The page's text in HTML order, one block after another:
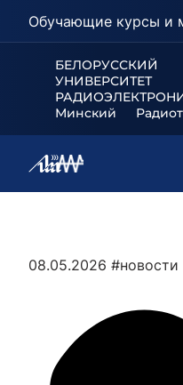
БЕЛОРУССКИЙ
УНИВЕРСИТЕТ
Минский
08.05.2026 #новости